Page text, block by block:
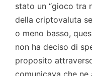
stato un “gioco tra
della criptovaluta
o meno basso,
non ha deciso di
proposito